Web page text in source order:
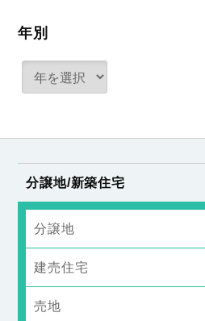
年別
分譲地/新築住宅
分譲地
建売住宅
売地